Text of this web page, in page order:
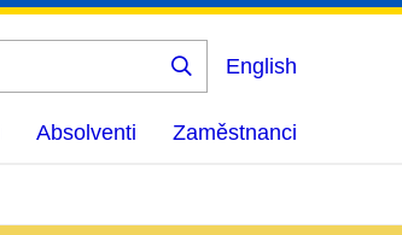
Vyhledat
English
Absolventi Zaměstnanci